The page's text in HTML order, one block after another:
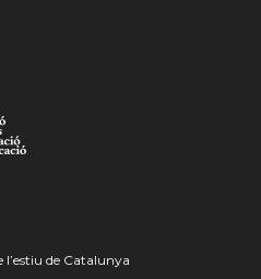
de Catalunya